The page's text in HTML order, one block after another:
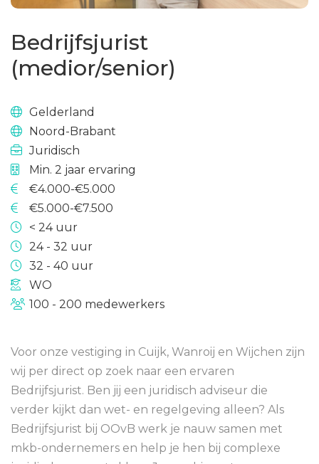
Bedrijfsjurist
(medior/senior)
Gelderland
Noord-Brabant
Juridisch
Min. 2 jaar ervaring
€4.000-€5.000
€5.000-€7.500
< 24 uur
24 - 32 uur
32 - 40 uur
WO
100 - 200 medewerkers
Voor onze vestiging in Cuijk, Wanroij en Wijchen zijn
wij per direct op zoek naar een ervaren
Bedrijfsjurist. Ben jij een juridisch adviseur die
verder kijkt dan wet- en regelgeving alleen? Als
Bedrijfsjurist bij OOvB werk je nauw samen met
mkb-ondernemers en help je hen bij complexe